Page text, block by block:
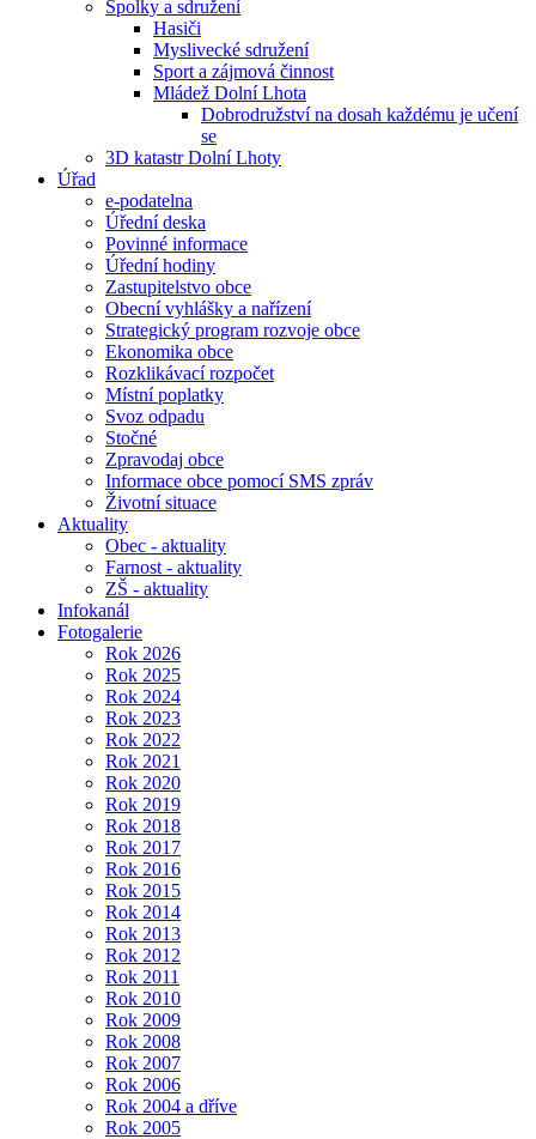
Spolky a sdružení
Hasiči
Myslivecké sdružení
Sport a zájmová činnost
Mládež Dolní Lhota
Dobrodružství na dosah každému je učení
se
3D katastr Dolní Lhoty
Úřad
e-podatelna
Úřední deska
Povinné informace
Úřední hodiny
Zastupitelstvo obce
Obecní vyhlášky a nařízení
Strategický program rozvoje obce
Ekonomika obce
Rozklikávací rozpočet
Místní poplatky
Svoz odpadu
Stočné
Zpravodaj obce
Informace obce pomocí SMS zpráv
Životní situace
Aktuality
Obec - aktuality
Farnost - aktuality
ZŠ - aktuality
Infokanál
Fotogalerie
Rok 2026
Rok 2025
Rok 2024
Rok 2023
Rok 2022
Rok 2021
Rok 2020
Rok 2019
Rok 2018
Rok 2017
Rok 2016
Rok 2015
Rok 2014
Rok 2013
Rok 2012
Rok 2011
Rok 2010
Rok 2009
Rok 2008
Rok 2007
Rok 2006
Rok 2004 a dříve
Rok 2005